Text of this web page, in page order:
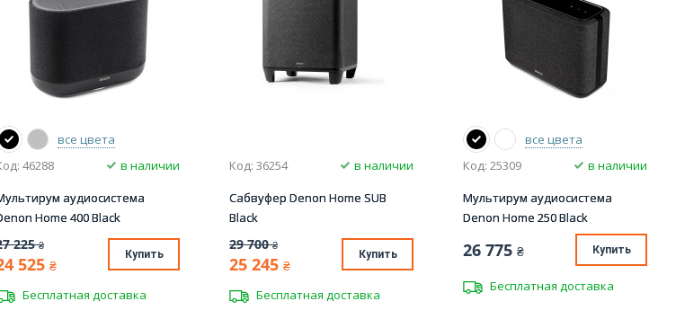
все цвета
46288
в наличии
аудиосистема
Home 400 Black
225 ₴
525 ₴
Купить
Бесплатная доставка
Код: 36254
в наличии
Сабвуфер Denon Home SUB
Black
29 700 ₴
25 245 ₴
Купить
Бесплатная доставка
все цвета
Код: 25309
в наличии
Мультирум аудиосистема
Denon Home 250 Black
26 775 ₴ Купить
Бесплатная доставка